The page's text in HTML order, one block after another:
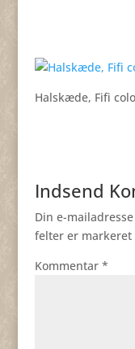
Halskæde, Fifi
Indsend
Din e-
felter er markeret
Kommentar *